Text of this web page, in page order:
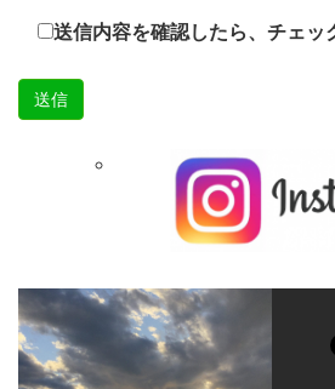
送信内容を確認したら、チェッ